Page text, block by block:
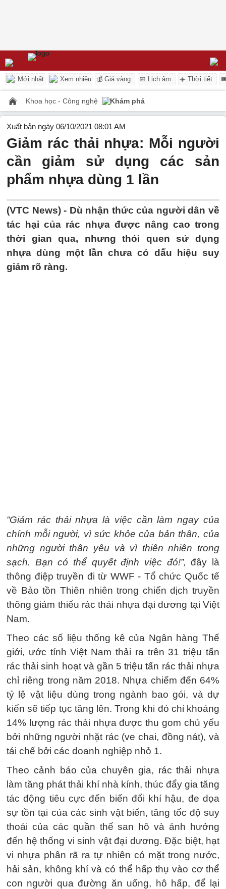
Mới nhất Xem nhiều 💰 Giá vàng 📅 Lịch âm ☀️ Thời tiết
Khoa học - Công nghệ Khám phá
Xuất bản ngày 06/10/2021 08:01 AM
Giảm rác thải nhựa: Mỗi người
cần giảm sử dụng các sản
phẩm nhựa dùng 1 lần
(VTC News) - Dù nhận thức của người dân về
tác hại của rác nhựa được nâng cao trong
thời gian qua, nhưng thói quen sử dụng
nhựa dùng một lần chưa có dấu hiệu suy
giảm rõ ràng.
“Giảm rác thải nhựa là việc cần làm ngay của
chính mỗi người, vì sức khỏe của bản thân, của
những người thân yêu và vì thiên nhiên trong
sạch. Bạn có thể quyết định việc đó!”, đây là
thông điệp truyền đi từ WWF - Tổ chức Quốc tế
về Bảo tồn Thiên nhiên trong chiến dịch truyền
thông giảm thiểu rác thải nhựa đại dương tại Việt
Nam.
Theo các số liệu thống kê của Ngân hàng Thế
giới, ước tính Việt Nam thải ra trên 31 triệu tấn
rác thải sinh hoạt và gần 5 triệu tấn rác thải nhựa
chỉ riêng trong năm 2018. Nhựa chiếm đến 64%
tỷ lệ vật liệu dùng trong ngành bao gói, và dự
kiến sẽ tiếp tục tăng lên. Trong khi đó chỉ khoảng
14% lượng rác thải nhựa được thu gom chủ yếu
bởi những người nhặt rác (ve chai, đồng nát), và
tái chế bởi các doanh nghiệp nhỏ 1.
Theo cảnh báo của chuyên gia, rác thải nhựa
làm tăng phát thải khí nhà kính, thúc đẩy gia tăng
tác động tiêu cực đến biến đổi khí hậu, đe dọa
sự tồn tại của các sinh vật biển, tăng tốc độ suy
thoái của các quần thể san hô và ảnh hưởng
đến hệ thống vi sinh vật đại dương. Đặc biệt, hạt
vi nhựa phân rã ra tự nhiên có mặt trong nước,
hải sản, không khí và có thể hấp thụ vào cơ thể
con người qua đường ăn uống, hô hấp, để lại